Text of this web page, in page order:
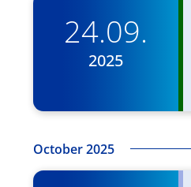
24.09.
2025
October 2025